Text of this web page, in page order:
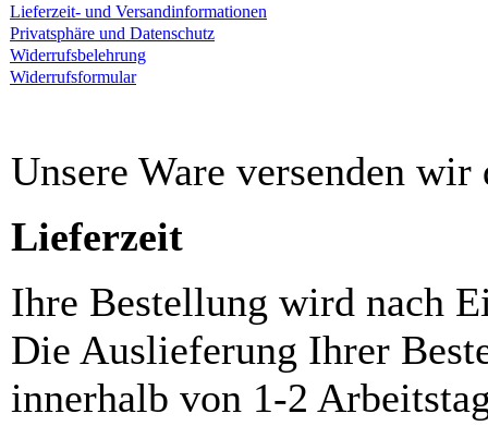
Lieferzeit- und Versandinformationen
Privatsphäre und Datenschutz
Widerrufsbelehrung
Widerrufsformular
Unsere Ware versenden
Lieferzeit
Ihre Bestellung wird nach
Die Auslieferung Ihrer
innerhalb von 1-2